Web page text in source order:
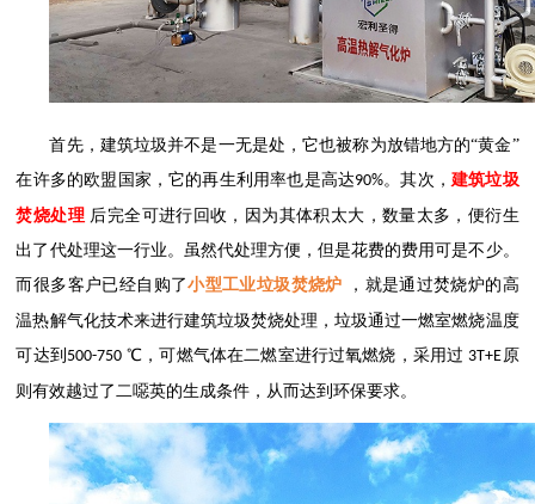
首先，建筑垃圾并不是一无是处，它也被称为放错地方的“黄金”
在许多的欧盟国家，它的再生利用率也是高达90%。其次，建筑垃圾
焚烧处理 后完全可进行回收，因为其体积太大，数量太多，便衍生
出了代处理这一行业。虽然代处理方便，但是花费的费用可是不少。
而很多客户已经自购了小型工业垃圾焚烧炉 ，就是通过焚烧炉的高
温热解气化技术来进行建筑垃圾焚烧处理，垃圾通过一燃室燃烧温度
可达到 500-750 ℃，可燃气体在二燃室进行过氧燃烧，采用过 3T+E 原
则有效越过了二噁英的生成条件，从而达到环保要求。